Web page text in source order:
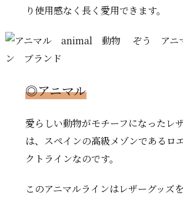
り使用感なく長く愛用できます。
◎アニマル
愛らしい動物がモチーフになったレ
は、スペインの高級メゾンであるロ
クトラインなのです。
このアニマルラインはレザーグッズ